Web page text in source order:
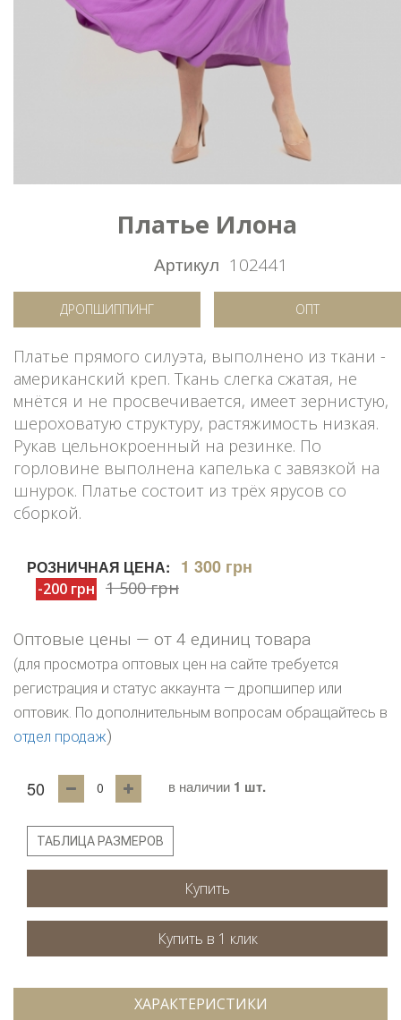
Платье Илона
Артикул 102441
ДРОПШИППИНГ ОПТ
Платье прямого силуэта, выполнено из ткани -
американский креп. Ткань слегка сжатая, не
мнётся и не просвечивается, имеет зернистую,
шероховатую структуру, растяжимость низкая.
Рукав цельнокроенный на резинке. По
горловине выполнена капелька с завязкой на
шнурок. Платье состоит из трёх ярусов со
сборкой.
РОЗНИЧНАЯ ЦЕНА: 1 300 грн
-200 грн 1 500 грн
Оптовые цены — от 4 единиц товара
(для просмотра оптовых цен на сайте требуется
регистрация и статус аккаунта — дропшипер или
оптовик. По дополнительным вопросам обращайтесь в
отдел продаж)
50 в наличии 1 шт.
ТАБЛИЦА РАЗМЕРОВ
Купить
ХАРАКТЕРИСТИКИ